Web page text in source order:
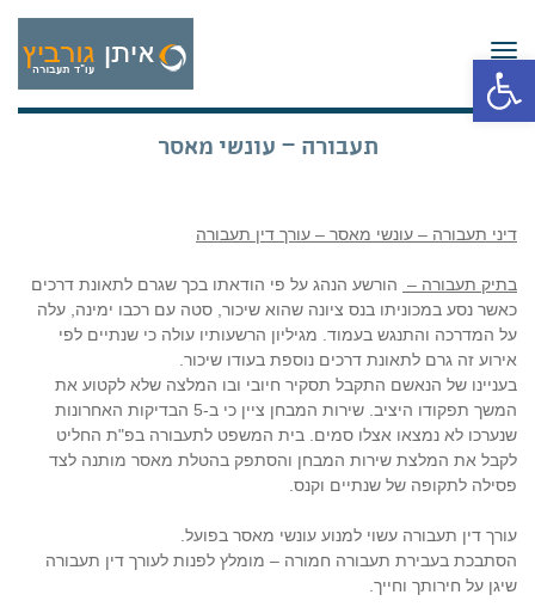
פתח סרגל נגישות
תפריט
תעבורה – עונשי מאסר
דיני תעבורה – עונשי מאסר – עורך דין תעבורה
בתיק תעבורה – הורשע הנהג על פי הודאתו בכך שגרם לתאונת דרכים
כאשר נסע במכוניתו בנס ציונה שהוא שיכור, סטה עם רכבו ימינה, עלה
על המדרכה והתנגש בעמוד. מגיליון הרשעותיו עולה כי שנתיים לפי
אירוע זה גרם לתאונת דרכים נוספת בעודו שיכור.
בעניינו של הנאשם התקבל תסקיר חיובי ובו המלצה שלא לקטוע את
המשך תפקודו היציב. שירות המבחן ציין כי ב-5 הבדיקות האחרונות
שנערכו לא נמצאו אצלו סמים. בית המשפט לתעבורה בפ"ת החליט
לקבל את המלצת שירות המבחן והסתפק בהטלת מאסר מותנה לצד
פסילה לתקופה של שנתיים וקנס.
עורך דין תעבורה עשוי למנוע עונשי מאסר בפועל.
הסתבכת בעבירת תעבורה חמורה – מומלץ לפנות לעורך דין תעבורה
שיגן על חירותך וחייך.